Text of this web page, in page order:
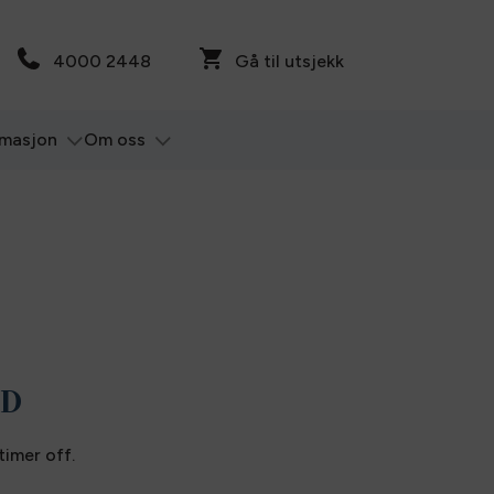
4000 2448 Gå til utsjekk
Om oss
off.